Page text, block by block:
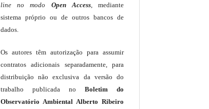
line
no modo Open Access, mediante
sistema próprio ou de outros bancos de
dados.
Os autores têm autorização para assumir
contratos adicionais separadamente, para
distribuição não exclusiva da versão do
trabalho publicada no Boletim do
Observatório Ambiental Alberto Ribeiro